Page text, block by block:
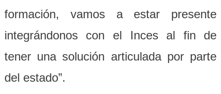
formación, vamos a estar presente
integrándonos con el Inces al fin de
tener una solución articulada por parte
del estado”.